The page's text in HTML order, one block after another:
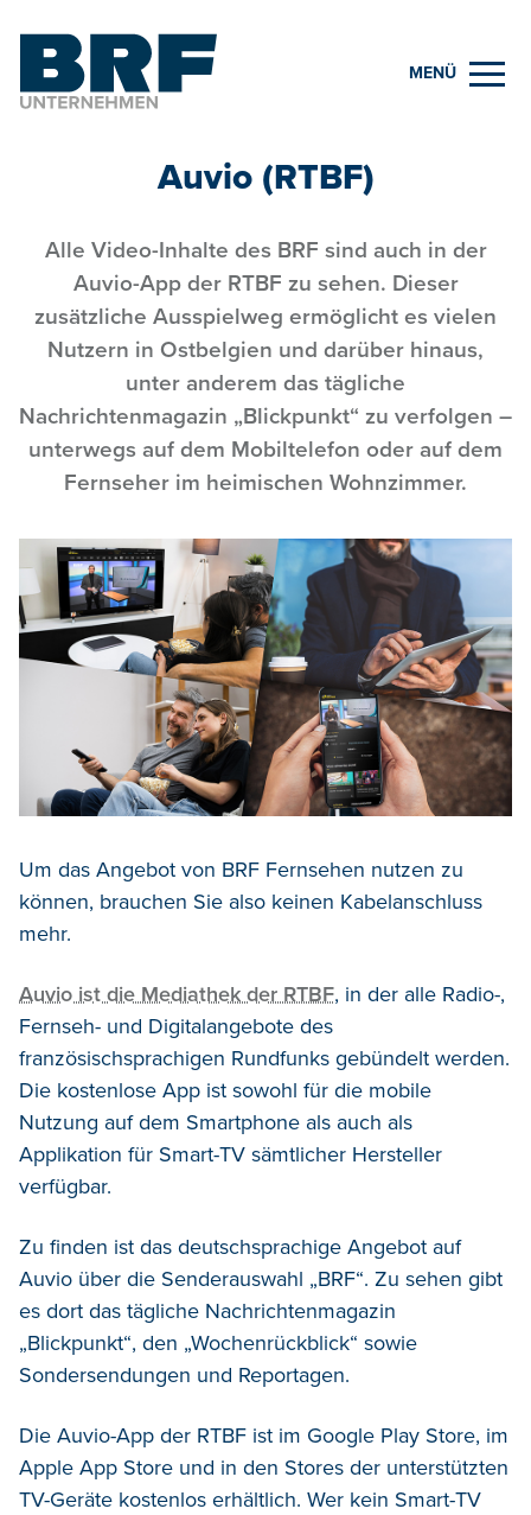
MENÜ
Auvio (RTBF)
Alle Video-Inhalte des BRF sind auch in der
Auvio-App der RTBF zu sehen. Dieser
zusätzliche Ausspielweg ermöglicht es vielen
Nutzern in Ostbelgien und darüber hinaus,
unter anderem das tägliche
Nachrichtenmagazin „Blickpunkt“ zu verfolgen –
unterwegs auf dem Mobiltelefon oder auf dem
Fernseher im heimischen Wohnzimmer.
Um das Angebot von BRF Fernsehen nutzen zu
können, brauchen Sie also keinen Kabelanschluss
mehr.
Auvio ist die Mediathek der RTBF, in der alle Radio-,
Fernseh- und Digitalangebote des
französischsprachigen Rundfunks gebündelt werden.
Die kostenlose App ist sowohl für die mobile
Nutzung auf dem Smartphone als auch als
Applikation für Smart-TV sämtlicher Hersteller
verfügbar.
Zu finden ist das deutschsprachige Angebot auf
Auvio über die Senderauswahl „BRF“. Zu sehen gibt
es dort das tägliche Nachrichtenmagazin
„Blickpunkt“, den „Wochenrückblick“ sowie
Sondersendungen und Reportagen.
Die Auvio-App der RTBF ist im Google Play Store, im
Apple App Store und in den Stores der unterstützten
TV-Geräte kostenlos erhältlich. Wer kein Smart-TV